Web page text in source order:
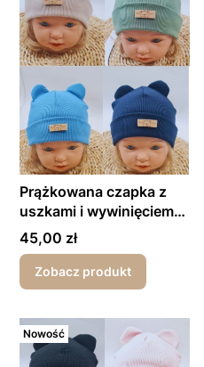
Prążkowana czapka z
uszkami i wywinięciem
bear love
Cena
45,00 zł
Zobacz produkt
Nowość